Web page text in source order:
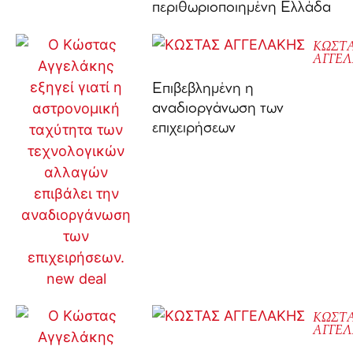
περιθωριοποιημένη Ελλάδα
Επιβεβλημένη η
αναδιοργάνωση των
επιχειρήσεων